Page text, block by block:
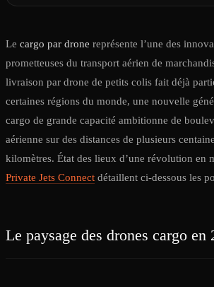
Le cargo par drone représente l’une des
prometteuses du transport aérien de
livraison par drone de petits colis fait déjà
certaines régions du monde, une nouvelle
cargo de grande capacité ambitionne de
aérienne sur des distances de plusieurs
kilomètres. État des lieux d’une révolution en
Private Jets Connect détaillent ci-dessous les
Le paysage des drones cargo en